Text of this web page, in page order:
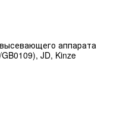
аппарата
JD, Kinze